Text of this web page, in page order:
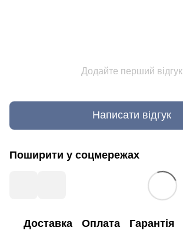
Додайте перший відгук
Написати відгук
Поширити у соцмережах
Доставка Оплата Гарантія